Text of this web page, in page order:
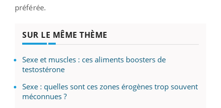
préférée.
SUR LE MÊME THÈME
Sexe et muscles : ces aliments boosters de
testostérone
Sexe : quelles sont ces zones érogènes trop souvent
méconnues ?